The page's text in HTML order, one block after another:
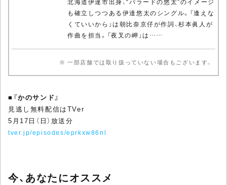
も確立しつつある伊達悠太のシングル。「逢えな
くていいから」は朝比奈京仔が作詞、杉本眞人が
作曲を担当。「夜叉の岬」は……
※ 一部店舗では取り扱っていない場合もございます。
■ 『かのサンド』
見逃し無料配信はTVer
5月17日（日）放送分
tver.jp/episodes/eprkxw86nl
今、あなたにオススメ